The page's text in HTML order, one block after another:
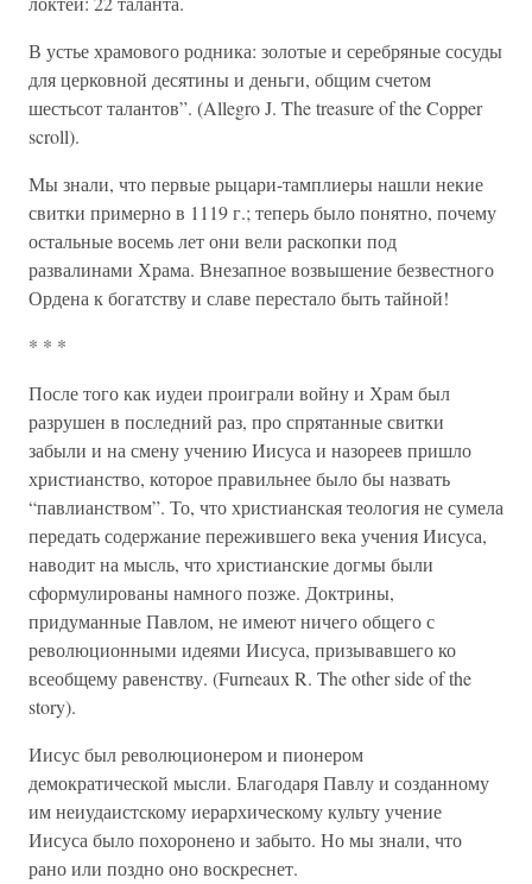
В устье храмового родника: золотые и серебряные сосуды
для церковной десятины и деньги, общим счетом
шестьсот талантов”. (Allegro J. The treasure of the Copper
scroll).
Мы знали, что первые рыцари-тамплиеры нашли некие
свитки примерно в 1119 г.; теперь было понятно, почему
остальные восемь лет они вели раскопки под
развалинами Храма. Внезапное возвышение безвестного
Ордена к богатству и славе перестало быть тайной!
* * *
После того как иудеи проиграли войну и Храм был
разрушен в последний раз, про спрятанные свитки
забыли и на смену учению Иисуса и назореев пришло
христианство, которое правильнее было бы назвать
“павлианством”. То, что христианская теология не сумела
передать содержание пережившего века учения Иисуса,
наводит на мысль, что христианские догмы были
сформулированы намного позже. Доктрины,
придуманные Павлом, не имеют ничего общего с
революционными идеями Иисуса, призывавшего ко
всеобщему равенству. (Furneaux R. The other side of the
story).
Иисус был революционером и пионером
демократической мысли. Благодаря Павлу и созданному
им неиудаистскому иерархическому культу учение
Иисуса было похоронено и забыто. Но мы знали, что
рано или поздно оно воскреснет.